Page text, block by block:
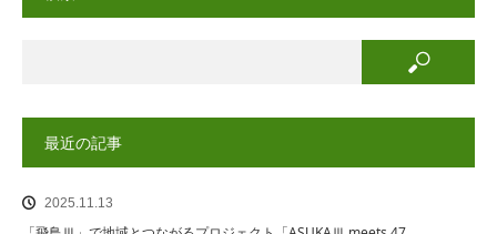
最近の記事
2025.11.13